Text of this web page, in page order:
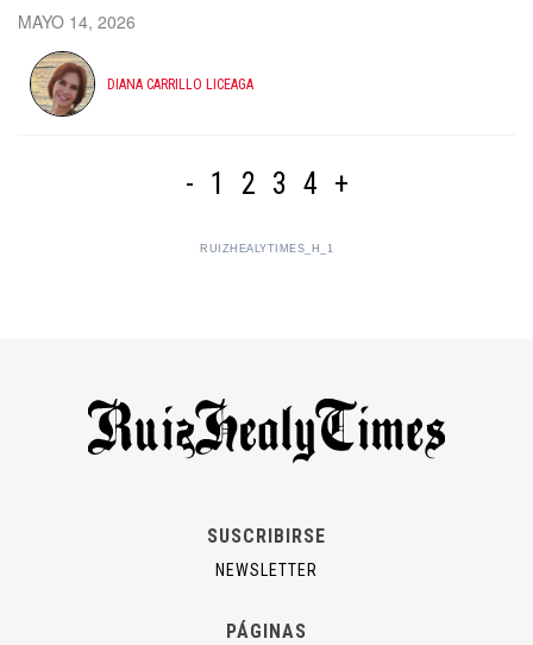
MAYO 14, 2026
DIANA CARRILLO LICEAGA
- 1 2 3 4 +
RUIZHEALYTIMES_H_1
SUSCRIBIRSE
NEWSLETTER
PÁGINAS